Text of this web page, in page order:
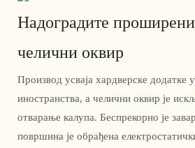
Надоградите
челични оквир
Производ усваја хардверске додатке
иностранства, а челични оквир је
отварање калупа. Беспрекорно је
површина је обрађена